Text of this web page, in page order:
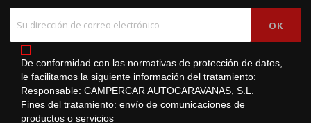
De conformidad con las normativas de protección de datos,
le facilitamos la siguiente información del tratamiento:
Responsable: CAMPERCAR AUTOCARAVANAS, S.L.
Fines del tratamiento: envío de comunicaciones de
productos o servicios